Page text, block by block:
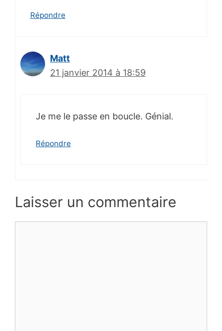
Répondre
Matt
21 janvier 2014 à 18:59
Je me le passe en boucle. Génial.
Répondre
Laisser un commentaire